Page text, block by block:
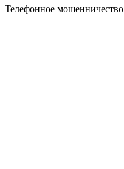
Телефонное мошенничество